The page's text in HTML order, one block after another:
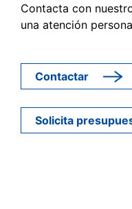
Contacta con
una atención
Contactar
Solicita